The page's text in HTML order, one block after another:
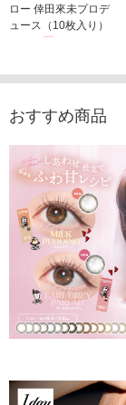
ロー 倖田來未プロデ
ュース（10枚入り）
おすすめ商品